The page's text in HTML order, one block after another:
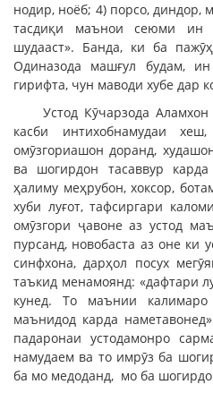
нодир, ноёб; 4) порсо, диндор,
тасдиқи маънои сеюми ин
шудааст». Банда, ки ба
Одиназода машғул будам,
гирифта, чун маводи хубе дар
Устод Кӯчарзода
касби интихобнамудаи
омӯзгориашон доранд,
ва шогирдон тасаввур
ҳалиму меҳрубон, хоксор,
хуби луғот, тафсиргари
омӯзгори ҷавоне аз устод
пурсанд, новобаста аз оне ки
синфхона, дарҳол посух
таъкид менамоянд: «дафтари
кунед. То маънии
маънидод карда
падаронаи устодамонро
намудаем ва то имрӯз ба
ба мо медоданд, мо ба